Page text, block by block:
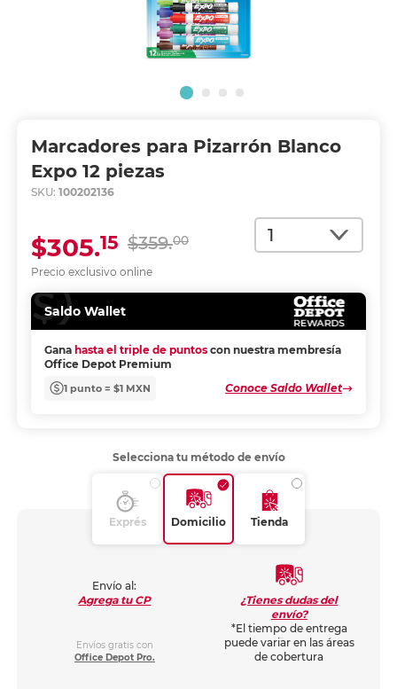
Marcadores para Pizarrón Blanco
Expo 12 piezas
SKU: 100202136
Cantidad
Precio exclusivo online
$359.00
$305.15
Saldo Wallet
Gana hasta el triple de puntos con nuestra membresía
Office Depot Premium
1 punto = $1 MXN Conoce Saldo Wallet
Selecciona tu método de envío
Exprés Domicilio Tienda
Envío al:
Agrega tu CP
Envíos gratis con
Office Depot Pro.
¿Tienes dudas del
envío?
*El tiempo de entrega
puede variar en las áreas
de cobertura